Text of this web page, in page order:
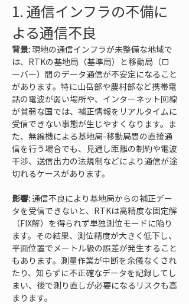
1. 通信インフラの不備に
よる通信不良
背景: 現地の通信インフラが未整備な地域で
は、RTKの基地局（基準局）と移動局（ロ
ーバー）間のデータ通信が不安定になること
があります。特に山岳部や農村部など携帯電
話の電波が弱い場所や、インターネット回線
が貧弱な国では、補正情報をリアルタイムに
受信できない事態が生じやすくなります。ま
た、無線機による基地局-移動局間の直接通
信を行う場合でも、見通し距離の制約や電波
干渉、送信出力の法規制などにより通信が途
切れるケースがあります。
影響: 通信不良により基地局からの補正デー
タを受信できないと、RTKは高精度な固定解
（FIX解）を得られず単独測位モードに陥り
ます。その結果、測位精度が大きく低下し、
平面位置でメートル級の誤差が発生すること
もあります。測量作業が中断を余儀なくされ
たり、知らずに不正確なデータを記録してし
まい、後で測り直しが必要になるリスクも高
まります。